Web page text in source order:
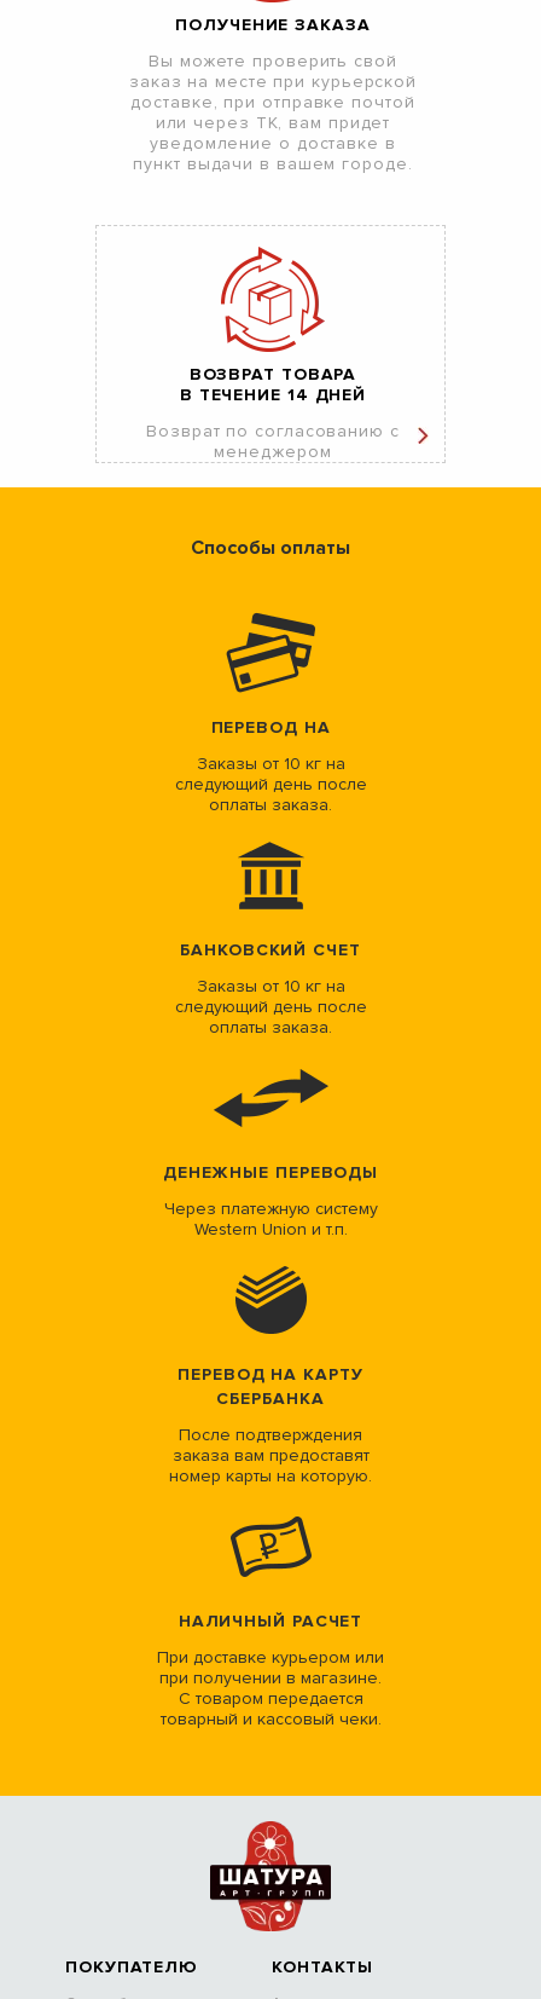
ПОЛУЧЕНИЕ ЗАКАЗА
Вы можете проверить свой
заказ на месте при курьерской
доставке, при отправке почтой
или через ТК, вам придет
уведомление о доставке в
пункт выдачи в вашем городе.
ВОЗВРАТ ТОВАРА
В ТЕЧЕНИЕ 14 ДНЕЙ
Возврат по согласованию с
менеджером
Способы оплаты
ПЕРЕВОД НА
Заказы от 10 кг на
следующий день после
оплаты заказа.
БАНКОВСКИЙ СЧЕТ
Заказы от 10 кг на
следующий день после
оплаты заказа.
ДЕНЕЖНЫЕ ПЕРЕВОДЫ
Через платежную систему
Western Union и т.п.
ПЕРЕВОД НА КАРТУ
СБЕРБАНКА
После подтверждения
заказа вам предоставят
номер карты на которую.
НАЛИЧНЫЙ РАСЧЕТ
При доставке курьером или
при получении в магазине.
С товаром передается
товарный и кассовый чеки.
ПОКУПАТЕЛЮ КОНТАКТЫ